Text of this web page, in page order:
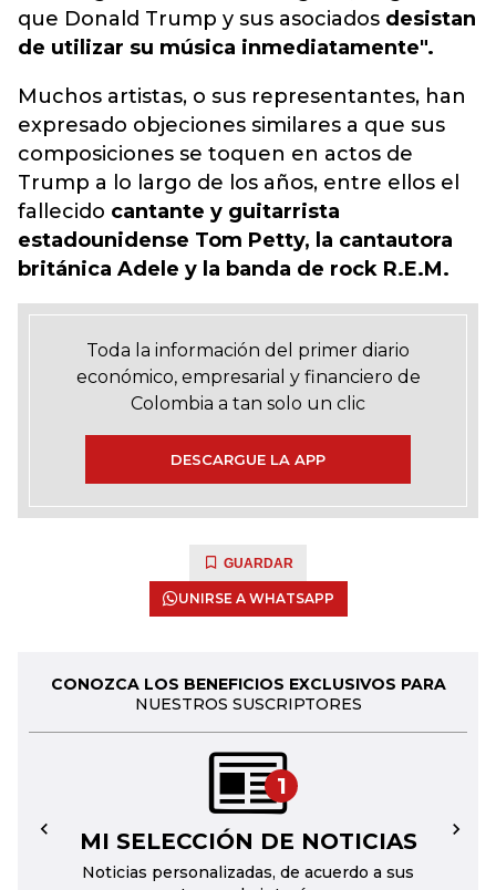
que Donald Trump y sus asociados desistan
de utilizar su música inmediatamente".
Muchos artistas, o sus representantes, han
expresado objeciones similares a que sus
composiciones se toquen en actos de
Trump a lo largo de los años, entre ellos el
fallecido cantante y guitarrista
estadounidense Tom Petty, la cantautora
británica Adele y la banda de rock R.E.M.
Toda la información del primer diario
económico, empresarial y financiero de
Colombia a tan solo un clic
DESCARGUE LA APP
GUARDAR
UNIRSE A WHATSAPP
CONOZCA LOS BENEFICIOS EXCLUSIVOS PARA
NUESTROS SUSCRIPTORES
1
MI SELECCIÓN DE NOTICIAS
Noticias personalizadas, de acuerdo a sus
← →